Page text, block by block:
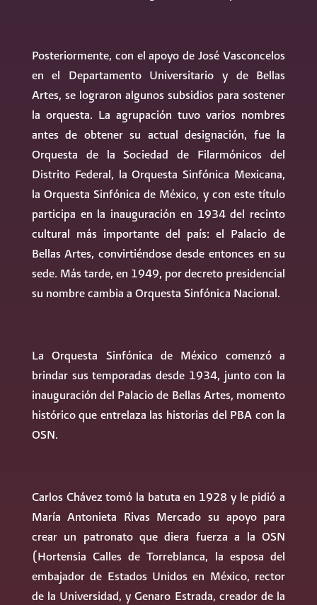
Posteriormente, con el apoyo de José Vasconcelos
en el Departamento Universitario y de Bellas
Artes, se lograron algunos subsidios para sostener
la orquesta. La agrupación tuvo varios nombres
antes de obtener su actual designación, fue la
Orquesta de la Sociedad de Filarmónicos del
Distrito Federal, la Orquesta Sinfónica Mexicana,
la Orquesta Sinfónica de México, y con este título
participa en la inauguración en 1934 del recinto
cultural más importante del país: el Palacio de
Bellas Artes, convirtiéndose desde entonces en su
sede. Más tarde, en 1949, por decreto presidencial
su nombre cambia a Orquesta Sinfónica Nacional.
La Orquesta Sinfónica de México comenzó a
brindar sus temporadas desde 1934, junto con la
inauguración del Palacio de Bellas Artes, momento
histórico que entrelaza las historias del PBA con la
OSN.
Carlos Chávez tomó la batuta en 1928 y le pidió a
María Antonieta Rivas Mercado su apoyo para
crear un patronato que diera fuerza a la OSN
(Hortensia Calles de Torreblanca, la esposa del
embajador de Estados Unidos en México, rector
de la Universidad, y Genaro Estrada, creador de la